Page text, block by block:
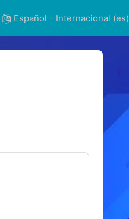
de búsqueda de entrada
Español - Internacional ‎(es)‎